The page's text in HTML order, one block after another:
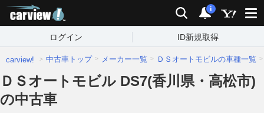
検索 通知
i
ログイン ID新規取得
carview! 中古車トップ メーカー一覧 ＤＳオートモビルの車種一覧
ＤＳオートモビル DS7(香川県・高松市)
の中古車